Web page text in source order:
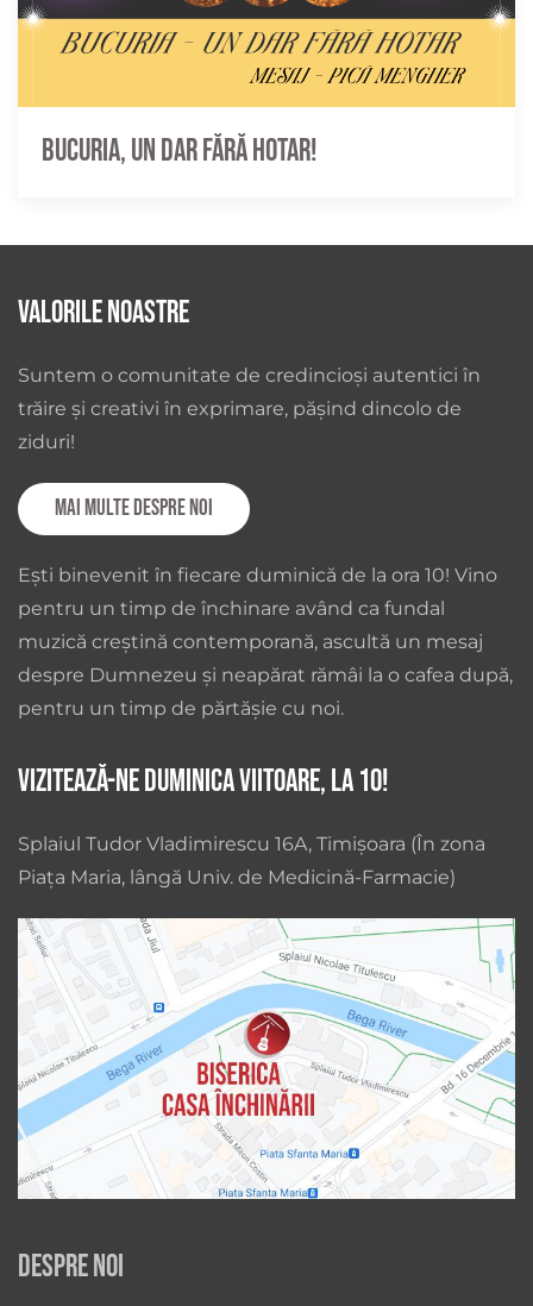
Bucuria, un dar fără hotar!
Valorile noastre
Suntem o comunitate de credincioși autentici în
trăire și creativi în exprimare, pășind dincolo de
ziduri!
Mai multe despre noi
Ești binevenit în fiecare duminică de la ora 10! Vino
pentru un timp de închinare având ca fundal
muzică creștină contemporană, ascultă un mesaj
despre Dumnezeu și neapărat rămâi la o cafea după,
pentru un timp de părtășie cu noi.
Vizitează-ne duminica viitoare, la 10!
Splaiul Tudor Vladimirescu 16A, Timișoara (În zona
Piața Maria, lângă Univ. de Medicină-Farmacie)
Despre noi